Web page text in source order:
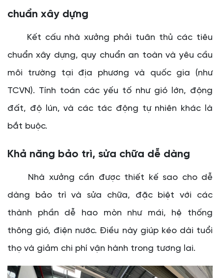
chuẩn xây dựng
Kết cấu nhà xưởng phải tuân thủ các tiêu
chuẩn xây dựng, quy chuẩn an toàn và yêu cầu
môi trường tại địa phương và quốc gia (như
TCVN). Tính toán các yếu tố như gió lớn, động
đất, độ lún, và các tác động tự nhiên khác là
bắt buộc.
Khả năng bảo trì, sửa chữa dễ dàng
Nhà xưởng cần được thiết kế sao cho dễ
dàng bảo trì và sửa chữa, đặc biệt với các
thành phần dễ hao mòn như mái, hệ thống
thông gió, điện nước. Điều này giúp kéo dài tuổi
thọ và giảm chi phí vận hành trong tương lai.